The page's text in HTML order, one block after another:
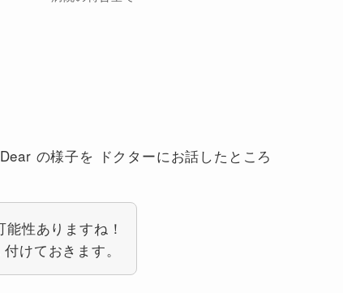
の様子を ドクターにお話したところ
性ありますね！
付けておきます。